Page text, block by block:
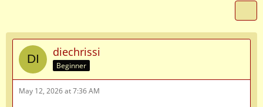
diechrissi
Beginner
May 12, 2026 at 7:36 AM